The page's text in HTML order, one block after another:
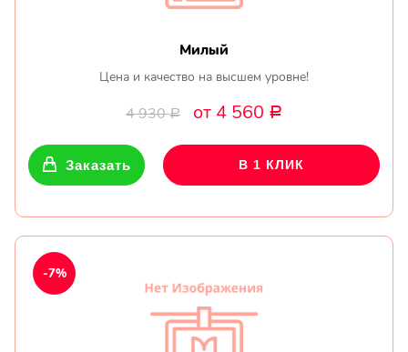
Милый
Цена и качество на высшем уровне!
4 930Р от 4 560 Р
Заказать В 1 КЛИК
-7%